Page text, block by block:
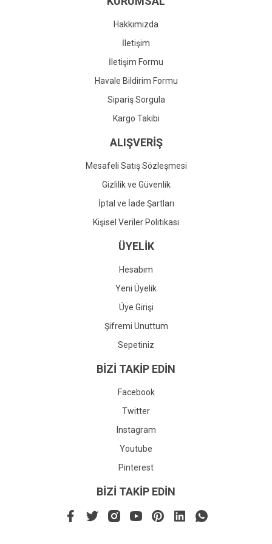
Gönder
Hakkımızda
İletişim
İletişim Formu
Havale Bildirim Formu
Sipariş Sorgula
Kargo Takibi
ALIŞVERİŞ
Mesafeli Satış Sözleşmesi
Gizlilik ve Güvenlik
İptal ve İade Şartları
Kişisel Veriler Politikası
ÜYELİK
Hesabım
Yeni Üyelik
Üye Girişi
Şifremi Unuttum
Sepetiniz
BİZİ TAKİP EDİN
Facebook
Twitter
Instagram
Youtube
Pinterest
BİZİ TAKİP EDİN